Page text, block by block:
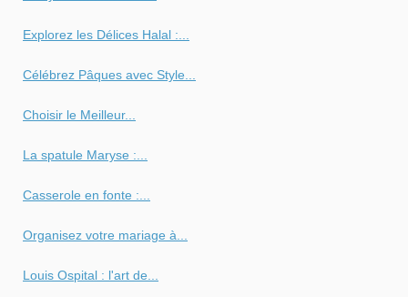
Explorez les Délices Halal :...
Célébrez Pâques avec Style...
Choisir le Meilleur...
La spatule Maryse :...
Casserole en fonte :...
Organisez votre mariage à...
Louis Ospital : l'art de...